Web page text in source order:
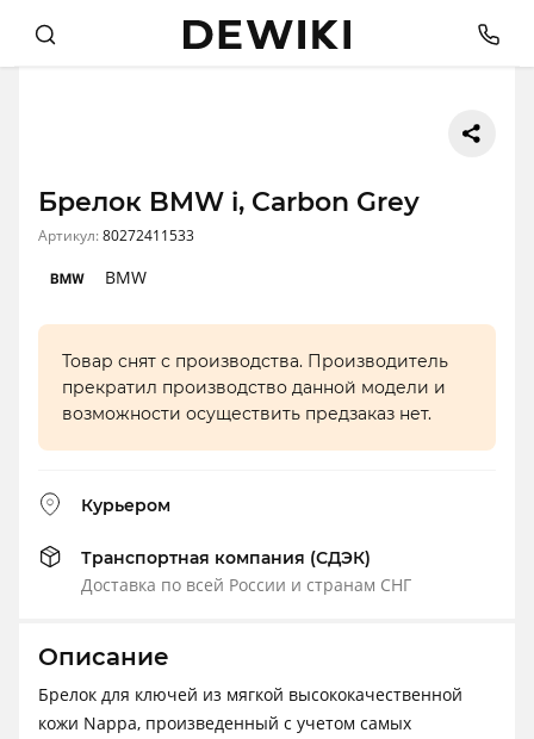
Брелок BMW i, Carbon Grey
Артикул:80272411533
BMW
Товар снят с производства. Производитель
прекратил производство данной модели и
возможности осуществить предзаказ нет.
Курьером
Транспортная компания (СДЭК)
Доставка по всей России и странам СНГ
Описание
Брелок для ключей из мягкой высококачественной
кожи Nappa, произведенный с учетом самых